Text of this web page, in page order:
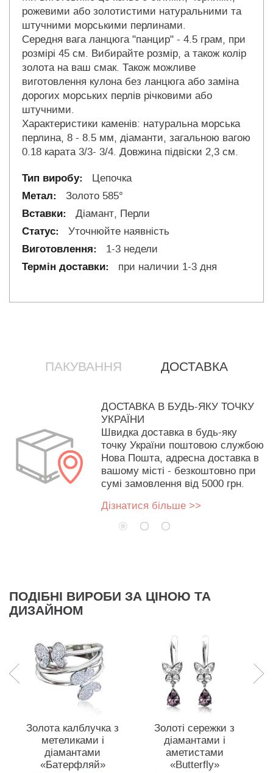
рожевими або золотистими натуральними та
штучними морськими перлинами.
Середня вага ланцюга "панцир" - 4.5 грам, при
розмірі 45 см. Вибирайте розмір, а також колір
золота на ваш смак. Також можливе
виготовлення кулона без ланцюга або заміна
дорогих морських перлів річковими або
штучними.
Характеристики каменів: натуральна морська
перлина, 8 - 8.5 мм, діаманти, загальною вагою
0.18 карата 3/3- 3/4. Довжина підвіски 2,3 см.
Цепочка
Золото 585°
Діамант, Перли
Уточнюйте наявність
1-3 недели
при наличии 1-3 дня
ПАКУВАННЯ ДОСТАВКА
ДОСТАВКА В БУДЬ-ЯКУ ТОЧКУ
УКРАЇНИ
Швидка доставка в будь-яку
точку України поштовою службою
Нова Пошта, адресна доставка в
вашому місті - безкоштовно при
сумі замовлення від 5000 грн.
Дізнатися більше >>
ПОДІБНІ ВИРОБИ ЗА ЦІНОЮ ТА
ДИЗАЙНОМ
Золота калблучка з
метеликами і
діамантами
«Батерфляй»
Золоті сережки з
діамантами і
аметистами
«Butterfly»